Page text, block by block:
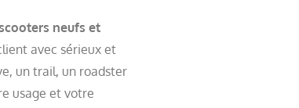
neufs et
avec sérieux et
un trail, un roadster
usage et votre